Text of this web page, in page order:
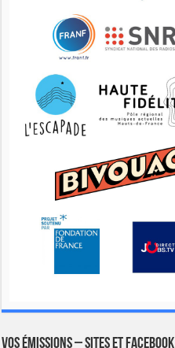
Vos émissions – Sites et Facebook